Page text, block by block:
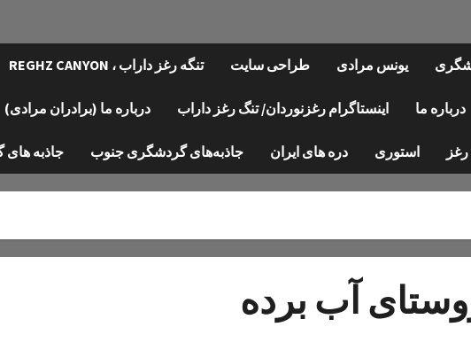
یونس مرادی طراحی سایت تنگه رغز داراب ، REGHZ CANYON
درباره ما اینستاگرام رغزنوردان/ تنگ رغز داراب درباره ما (برادران مرادی)
استوری دره های ایران جاذبه‌های گردشگری جنوب جاذبه
آب برده